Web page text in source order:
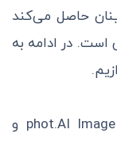
حاصل می‌کند
در ادامه به
وارد شدن به وبسایت phot.AI Image Extender و